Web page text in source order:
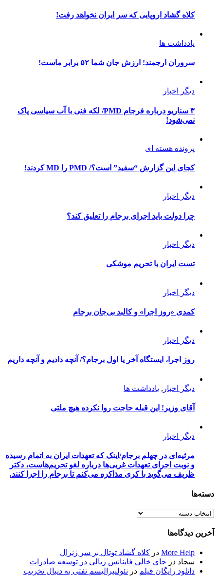
کلاه گشاد اروپایی که سر ایران نخواهد رفت!
یادداشت ها
سروران ارجمند! ارزش جان شما ۵۲ برابر ماست!
دیگر اخبار
۳ سناریو درباره فرجام PMD/ لکه فنی با آب سیاسی پاک
نمی‌شود!
پرونده هسته ای
کجای این گزارش “سفید” است؟/ PMD را MD کردند!
دیگر اخبار
چرا دولت باید اجرای برجام را تعلیق کند؟
دیگر اخبار
تست ایران با تحریم موشکی
دیگر اخبار
کمدی «روز اجرا» و کالبد بی‌جان برجام
دیگر اخبار
روز اجرا، ایستگاه آخر یا اول برجام؟/ آنچه دادیم و آنچه داریم
دیگر اخبار , یادداشت ها
آقای وزیر! این قبله حاجت روا نکرده هیچ ملتی
دیگر اخبار
مرثیه‌ای در چهلم برجام/اینک که تعهدات ایران به اتمام رسیده
و نوبت اجرای تعهدات غربی‌ها درباره لغو تحریم‌هاست، دکتر
ظریف می‌گوید با کری مذاکره می‌کنم تا برجام را اجرا کنند.
دسته‌ها
دسته‌ها
آخرین دیدگاه‌ها
More Help در کلاه گشاد توتال بر سر ژنرال
سجاد در جای خالی فاینانس ریالی در توسعه صادرات
دانلود رایگان فیلم در نئولیبرالیسم نفتی به دنبال تخریب